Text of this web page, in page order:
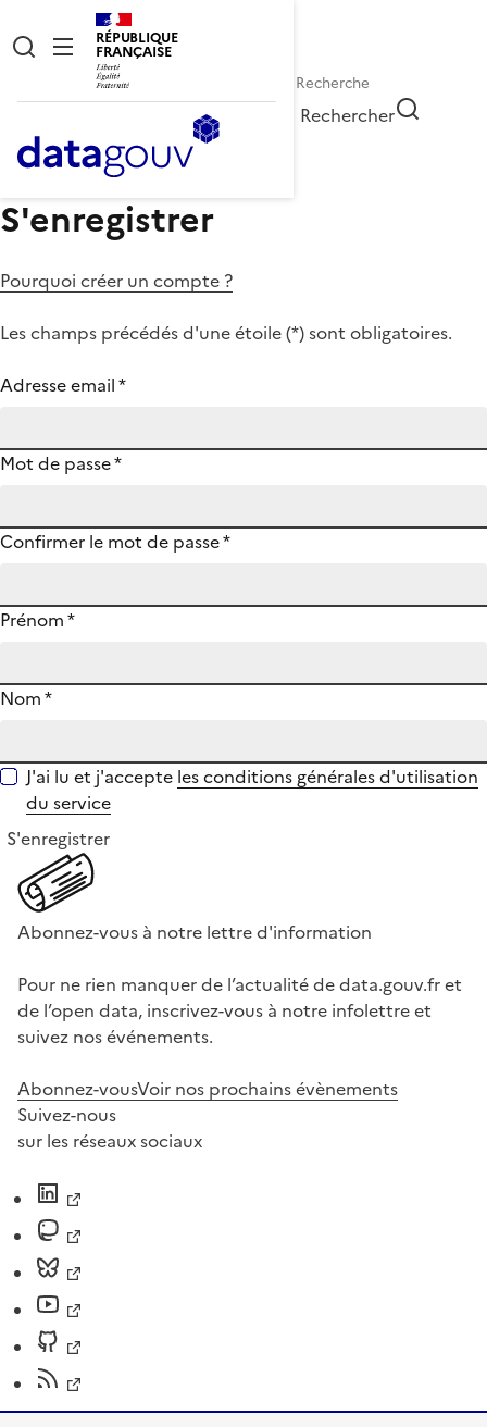
RÉPUBLIQUE
FRANÇAISE
Rechercher
S'enregistrer
Pourquoi créer un compte ?
Les champs précédés d'une étoile (*) sont obligatoires.
Adresse email*
Mot de passe*
Confirmer le mot de passe*
Prénom*
Nom*
J'ai lu et j'accepte les conditions générales d'utilisation
du service
S'enregistrer
Abonnez-vous à notre lettre d'information
Pour ne rien manquer de l’actualité de data.gouv.fr et
de l’open data, inscrivez-vous à notre infolettre et
suivez nos événements.
Abonnez-vousVoir nos prochains évènements
Suivez-nous
sur les réseaux sociaux